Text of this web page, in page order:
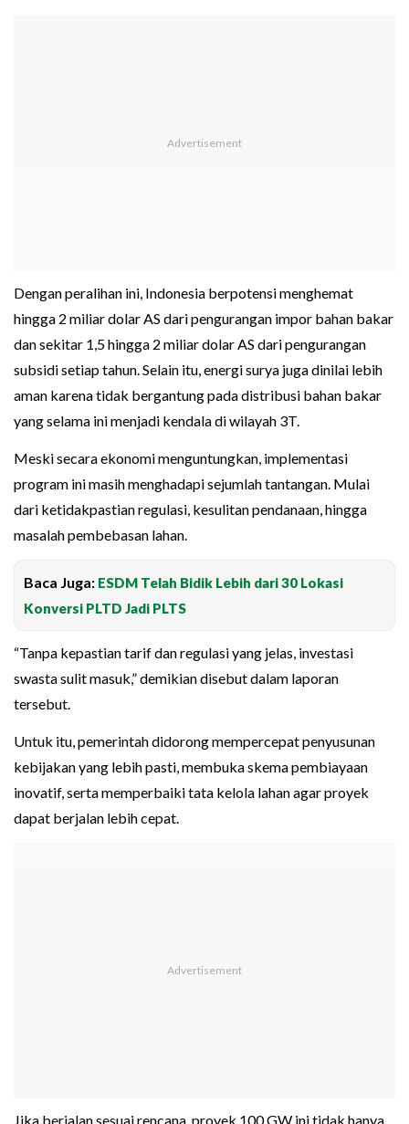
Dengan peralihan ini, Indonesia berpotensi menghemat
hingga 2 miliar dolar AS dari pengurangan impor bahan bakar
dan sekitar 1,5 hingga 2 miliar dolar AS dari pengurangan
subsidi setiap tahun. Selain itu, energi surya juga dinilai lebih
aman karena tidak bergantung pada distribusi bahan bakar
yang selama ini menjadi kendala di wilayah 3T.
Meski secara ekonomi menguntungkan, implementasi
program ini masih menghadapi sejumlah tantangan. Mulai
dari ketidakpastian regulasi, kesulitan pendanaan, hingga
masalah pembebasan lahan.
Baca Juga: ESDM Telah Bidik Lebih dari 30 Lokasi
Konversi PLTD Jadi PLTS
“Tanpa kepastian tarif dan regulasi yang jelas, investasi
swasta sulit masuk,” demikian disebut dalam laporan
tersebut.
Untuk itu, pemerintah didorong mempercepat penyusunan
kebijakan yang lebih pasti, membuka skema pembiayaan
inovatif, serta memperbaiki tata kelola lahan agar proyek
dapat berjalan lebih cepat.
Jika berjalan sesuai rencana, proyek 100 GW ini tidak hanya